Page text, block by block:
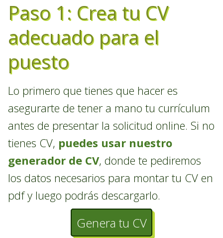
Paso 1: Crea tu CV
adecuado para el
puesto
Lo primero que tienes que hacer es
asegurarte de tener a mano tu currículum
antes de presentar la solicitud online. Si no
tienes CV, puedes usar nuestro
generador de CV, donde te pediremos
los datos necesarios para montar tu CV en
pdf y luego podrás descargarlo.
Genera tu CV